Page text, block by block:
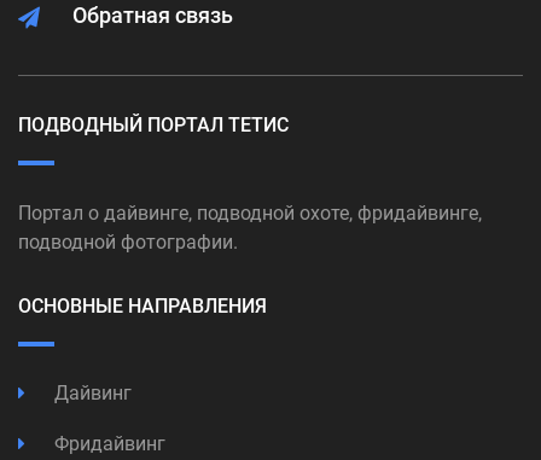
Обратная связь
ПОДВОДНЫЙ ПОРТАЛ ТЕТИС
Портал о дайвинге, подводной охоте, фридайвинге,
подводной фотографии.
ОСНОВНЫЕ НАПРАВЛЕНИЯ
Дайвинг
Фридайвинг